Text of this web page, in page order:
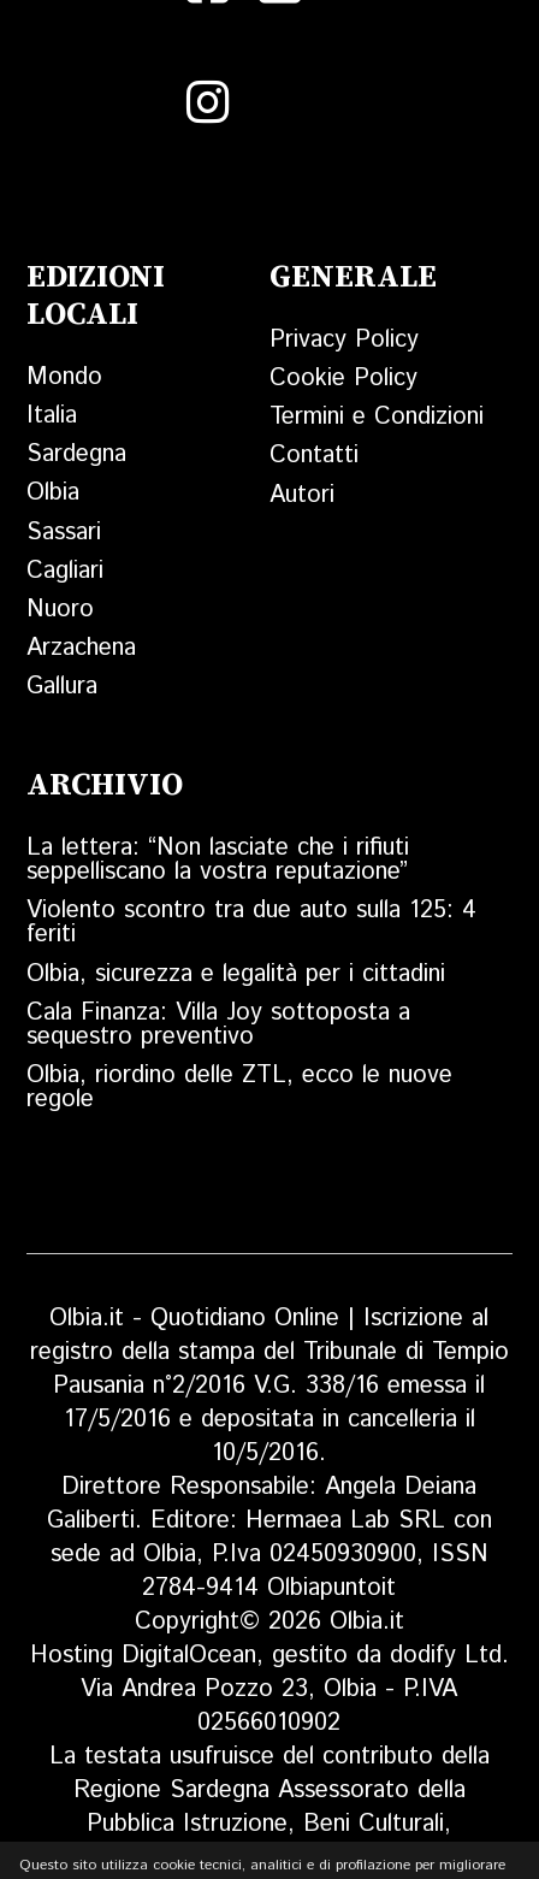
EDIZIONI
LOCALI
Mondo
Italia
Sardegna
Olbia
Sassari
Cagliari
Nuoro
Arzachena
Gallura
GENERALE
Privacy Policy
Cookie Policy
Termini e Condizioni
Contatti
Autori
ARCHIVIO
La lettera: “Non lasciate che i rifiuti
seppelliscano la vostra reputazione”
Violento scontro tra due auto sulla 125: 4
feriti
Olbia, sicurezza e legalità per i cittadini
Cala Finanza: Villa Joy sottoposta a
sequestro preventivo
Olbia, riordino delle ZTL, ecco le nuove
regole
Olbia.it - Quotidiano Online | Iscrizione al
registro della stampa del Tribunale di Tempio
Pausania n°2/2016 V.G. 338/16 emessa il
17/5/2016 e depositata in cancelleria il
10/5/2016.
Direttore Responsabile: Angela Deiana
Galiberti. Editore: Hermaea Lab SRL con
sede ad Olbia, P.Iva 02450930900, ISSN
2784-9414 Olbiapuntoit
Copyright© 2026 Olbia.it
Hosting DigitalOcean, gestito da dodify Ltd.
Via Andrea Pozzo 23, Olbia - P.IVA
02566010902
La testata usufruisce del contributo della
Regione Sardegna Assessorato della
Pubblica Istruzione, Beni Culturali,
Informazione, Spettacolo e Sport. Legge
Questo sito utilizza cookie tecnici, analitici e di profilazione per migliorare